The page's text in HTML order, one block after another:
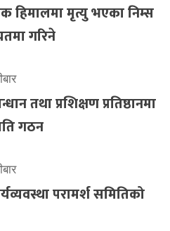
हिमालमा मृत्यु भएका निम्स
गरिने
तथा प्रशिक्षण प्रतिष्ठानमा
गठन
परामर्श समितिको